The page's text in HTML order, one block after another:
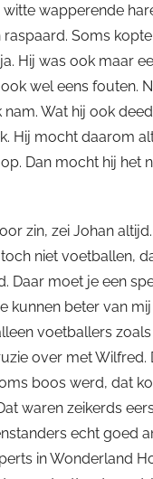
wapperende
raspaard. Soms
Hij was ook maar
wel eens fouten.
Wat hij ook
Hij mocht daarom
Dan mocht hij het
zin, zei Johan
niet voetballen,
Daar moet je een
kunnen beter van
voetballers zoals
over met Wilfred.
boos werd, dat
waren zeikerds
echt goed
in Wonderland